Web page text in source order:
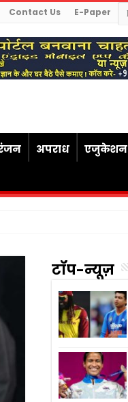
Contact Us E-Paper
अपराध एजुकेशन
टॉप-न्यूज़